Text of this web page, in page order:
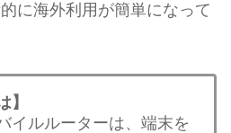
に海外利用が簡単になって
】
イルルーターは、端末を